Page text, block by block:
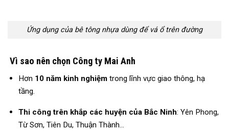
Ứng dụng của bê tông nhựa dùng để vá ổ trên đường
Vì sao nên chọn Công ty Mai Anh
Hơn 10 năm kinh nghiệmtrong lĩnh vực giao thông, hạ
tầng.
Thi công trên khắp các huyện của Bắc Ninh: Yên Phong,
Từ Sơn, Tiên Du, Thuận Thành…